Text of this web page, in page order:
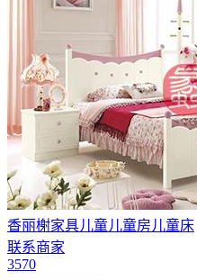
香丽榭家具儿童儿童房儿童床
联系商家
3570